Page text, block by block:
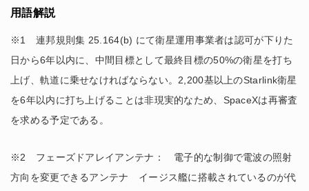
用語解説
※1 連邦規則集 25.164(b) にて衛星運用事業者は認可が下りた
日から6年以内に、中間目標として最終目標の50%の衛星を打ち
上げ、軌道に乗せなければならない。2,200基以上のStarlink衛星
を6年以内に打ち上げることは非現実的なため、SpaceXは再審査
を求める予定である。
※2 フェーズドアレイアンテナ： 電子的な制御で電波の照射
方向を変更できるアンテナ イージス艦に搭載されているのが代